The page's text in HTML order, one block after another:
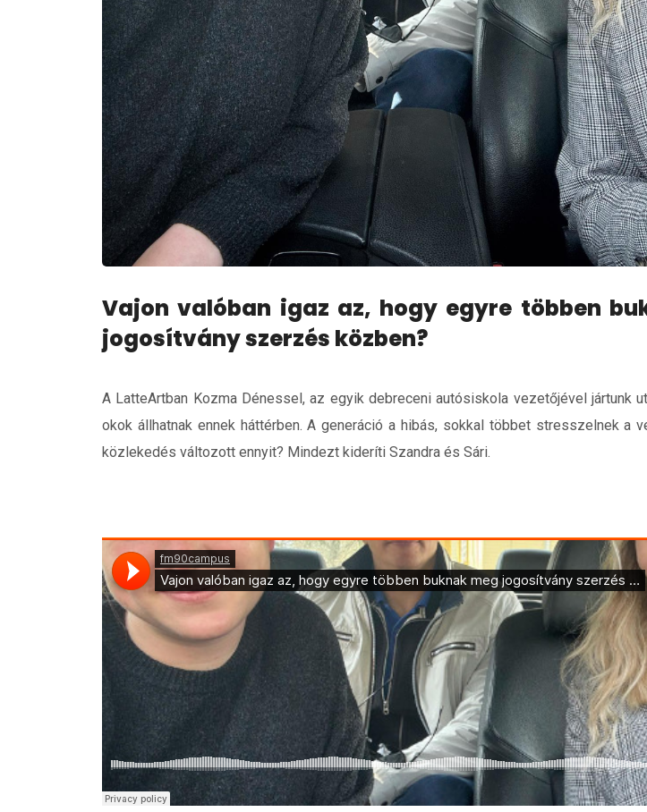
Vajon valóban igaz az, hogy egyre többen
jogosítvány szerzés közben?
A LatteArtban Kozma Dénessel, az egyik debreceni autósiskola vezetőjével jártunk
okok állhatnak ennek háttérben. A generáció a hibás, sokkal többet stresszelnek a
közlekedés változott ennyit? Mindezt kideríti Szandra és Sári.